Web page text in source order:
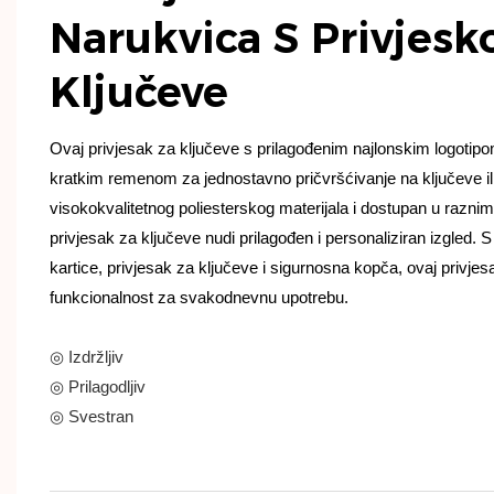
Narukvica S
Ključeve
Ovaj privjesak za ključeve s prilagođenim najlonskim
kratkim remenom za jednostavno pričvršćivanje na ključeve
visokokvalitetnog poliesterskog materijala i dostupan u
privjesak za ključeve nudi prilagođen i personaliziran izgled.
kartice, privjesak za ključeve i sigurnosna kopča, ovaj
funkcionalnost za svakodnevnu upotrebu.
◎ Izdržljiv
◎ Prilagodljiv
◎ Svestran